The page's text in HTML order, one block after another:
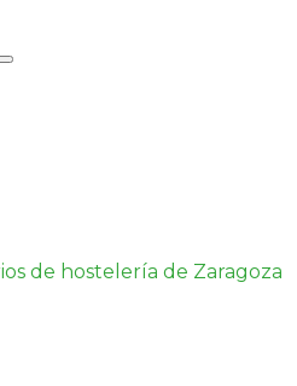
de hostelería de Zaragoza